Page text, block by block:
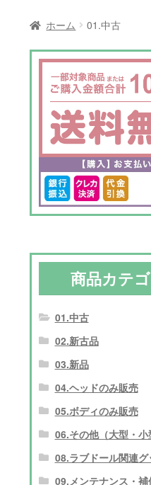
ホーム 01.中古
商品カテ
01.中古
02.新古品
03.新品
04.ヘッドのみ販売
05.ボディのみ販売
06.その他（大型・小
08.ラブドール関連グ
09.メンテナンス・補